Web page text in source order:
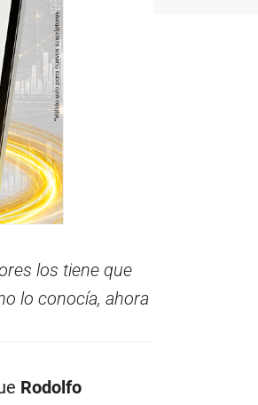
los tiene que
lo conocía, ahora
Rodolfo